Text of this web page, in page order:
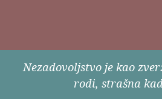
Nezadovoljstvo je kao
rodi, strašna